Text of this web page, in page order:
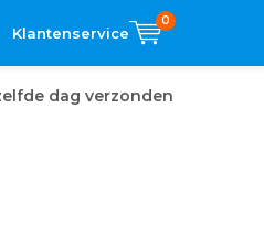
0
dag verzonden